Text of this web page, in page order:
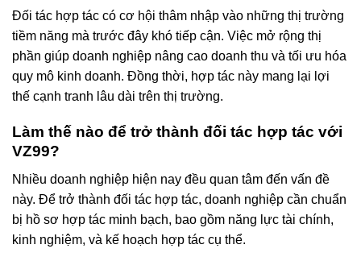
Đối tác hợp tác có cơ hội thâm nhập vào những thị trường
tiềm năng mà trước đây khó tiếp cận. Việc mở rộng thị
phần giúp doanh nghiệp nâng cao doanh thu và tối ưu hóa
quy mô kinh doanh. Đồng thời, hợp tác này mang lại lợi
thế cạnh tranh lâu dài trên thị trường.
Làm thế nào để trở thành đối tác hợp tác với
VZ99?
Nhiều doanh nghiệp hiện nay đều quan tâm đến vấn đề
này. Để trở thành đối tác hợp tác, doanh nghiệp cần chuẩn
bị hồ sơ hợp tác minh bạch, bao gồm năng lực tài chính,
kinh nghiệm, và kế hoạch hợp tác cụ thể.